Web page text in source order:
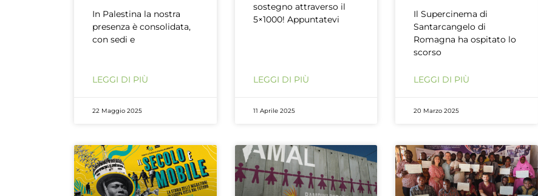
In Palestina la nostra
presenza è consolidata,
con sedi e
LEGGI DI PIÙ
22 Maggio 2025
sostegno attraverso il
5×1000! Appuntatevi
LEGGI DI PIÙ
11 Aprile 2025
Il Supercinema di
Santarcangelo di
Romagna ha ospitato lo
scorso
LEGGI DI PIÙ
20 Marzo 2025